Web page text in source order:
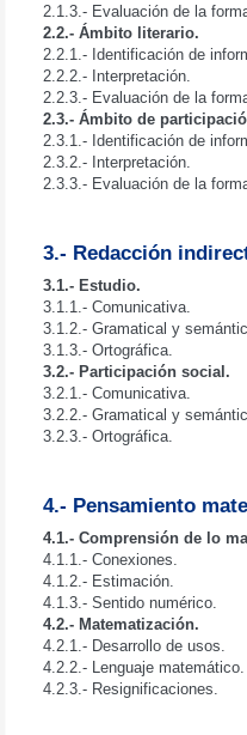
2.1.3.- Evaluación de la
2.2.- Ámbito literario.
2.2.1.- Identificación de
2.2.2.- Interpretación.
2.2.3.- Evaluación de la
2.3.- Ámbito de
2.3.1.- Identificación de
2.3.2.- Interpretación.
2.3.3.- Evaluación de la
3.- Redacción
3.1.- Estudio.
3.1.1.- Comunicativa.
3.1.2.- Gramatical y
3.1.3.- Ortográfica.
3.2.- Participación social.
3.2.1.- Comunicativa.
3.2.2.- Gramatical y
3.2.3.- Ortográfica.
4.- Pensamiento
4.1.- Comprensión de lo
4.1.1.- Conexiones.
4.1.2.- Estimación.
4.1.3.- Sentido numérico.
4.2.- Matematización.
4.2.1.- Desarrollo de usos.
4.2.2.- Lenguaje matemático.
4.2.3.- Resignificaciones.